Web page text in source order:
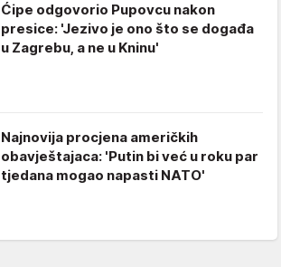
Ćipe odgovorio Pupovcu nakon
presice: 'Jezivo je ono što se događa
u Zagrebu, a ne u Kninu'
Najnovija procjena američkih
obavještajaca: 'Putin bi već u roku par
tjedana mogao napasti NATO'